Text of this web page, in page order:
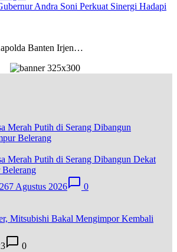
Andra Soni Perkuat Sinergi Hadapi
Banten Irjen…
Merah Putih di Serang Dibangun Dekat
7 Agustus 2026 0
Mitsubishi Bakal Mengimpor Kembali
0